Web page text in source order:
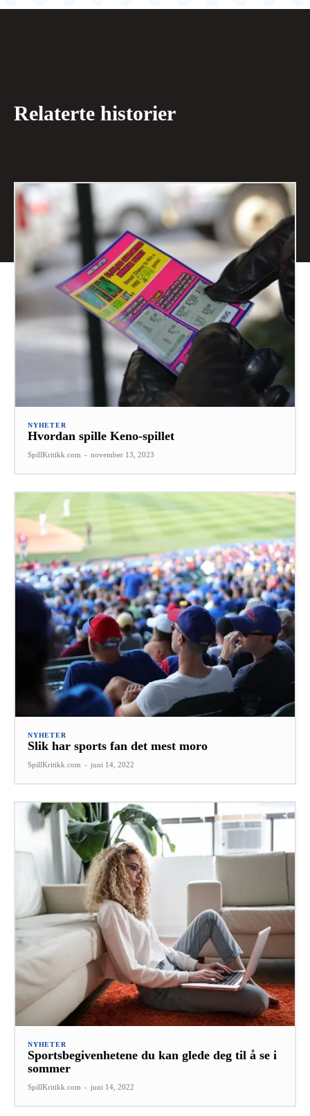
Relaterte historier
NYHETER
Hvordan spille Keno-spillet
SpillKritikk.com - november 13, 2023
NYHETER
Slik har sports fan det mest moro
SpillKritikk.com - juni 14, 2022
NYHETER
Sportsbegivenhetene du kan glede deg til å se i
sommer
SpillKritikk.com - juni 14, 2022